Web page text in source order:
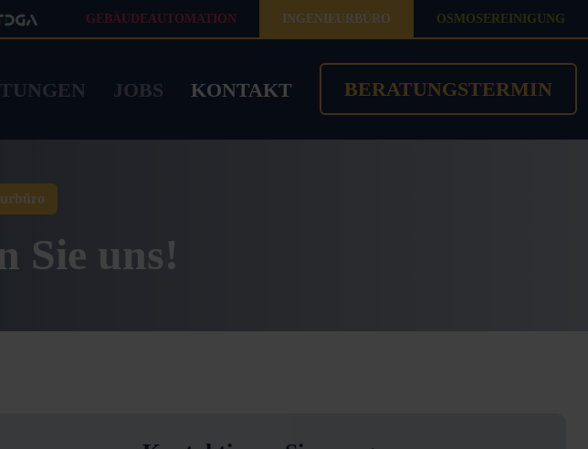
GEBÄUDEAUTOMATION INGENIEURBÜRO OSMOSEREINIGUNG
JOBS KONTAKT BERATUNGSTERMIN
Sie uns!